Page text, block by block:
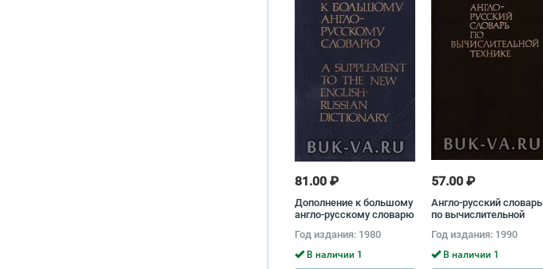
81.00 ₽
Дополнение к большому
англо-русскому словарю
Год издания: 1980
В наличии 1
57.00 ₽
Англо-русский словарь
по вычислительной
Зейденберг, Алексей
Зимарев, Андрей
Степанов
Год издания: 1990
В наличии 1